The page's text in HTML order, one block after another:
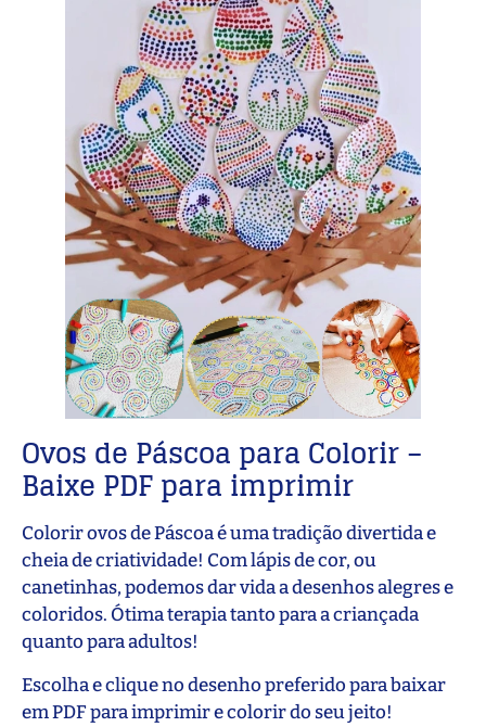
Ovos de Páscoa para Colorir–
Baixe PDF para imprimir
Colorir ovos de Páscoa é uma tradição divertida e
cheia de criatividade! Com lápis de cor, ou
canetinhas, podemos dar vida a desenhos alegres e
coloridos. Ótima terapia tanto para a criançada
quanto para adultos!
Escolha e clique no desenho preferido para baixar
em PDF para imprimir e colorir do seu jeito!